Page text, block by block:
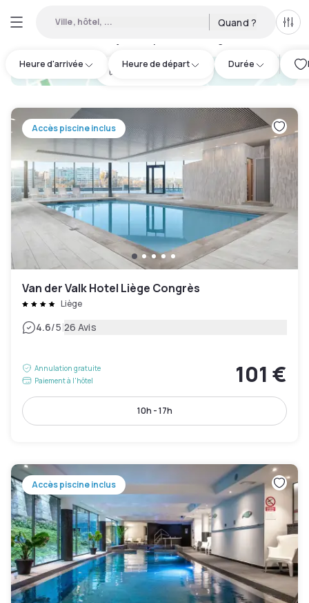
Ville, hôtel, ... Quand ?
Heure d'arrivée Heure de départ Durée
hotel.cta.view_map
Accès piscine inclus
Van der Valk Hotel Liège Congrès
Liège
4.6/5|26 Avis
Annulation gratuite
Paiement à l'hôtel
101 €
10h - 17h
Accès piscine inclus